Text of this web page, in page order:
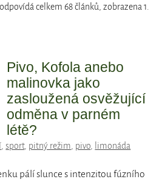
odpovídá celkem 68 článků, zobrazena 1.
Pivo, Kofola anebo
malinovka jako
zasloužená osvěžující
odměna v parném
létě?
,sport, pitný režim, pivo, limonáda
pálí slunce s intenzitou fúzního